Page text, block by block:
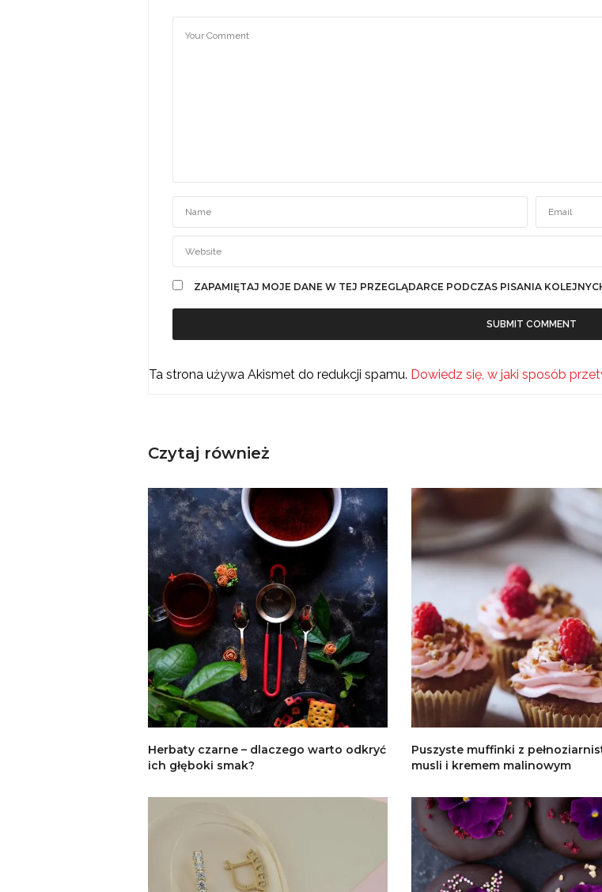
ZAPAMIĘTAJ MOJE DANE W TEJ PRZEGLĄDARCE PODCZAS PISANIA
Ta strona używa Akismet do redukcji spamu. Dowiedz się, w jaki sposób
Czytaj również
Herbaty czarne – dlaczego warto odkryć
ich głęboki smak?
Puszyste muffinki z
musli i kremem malinowym